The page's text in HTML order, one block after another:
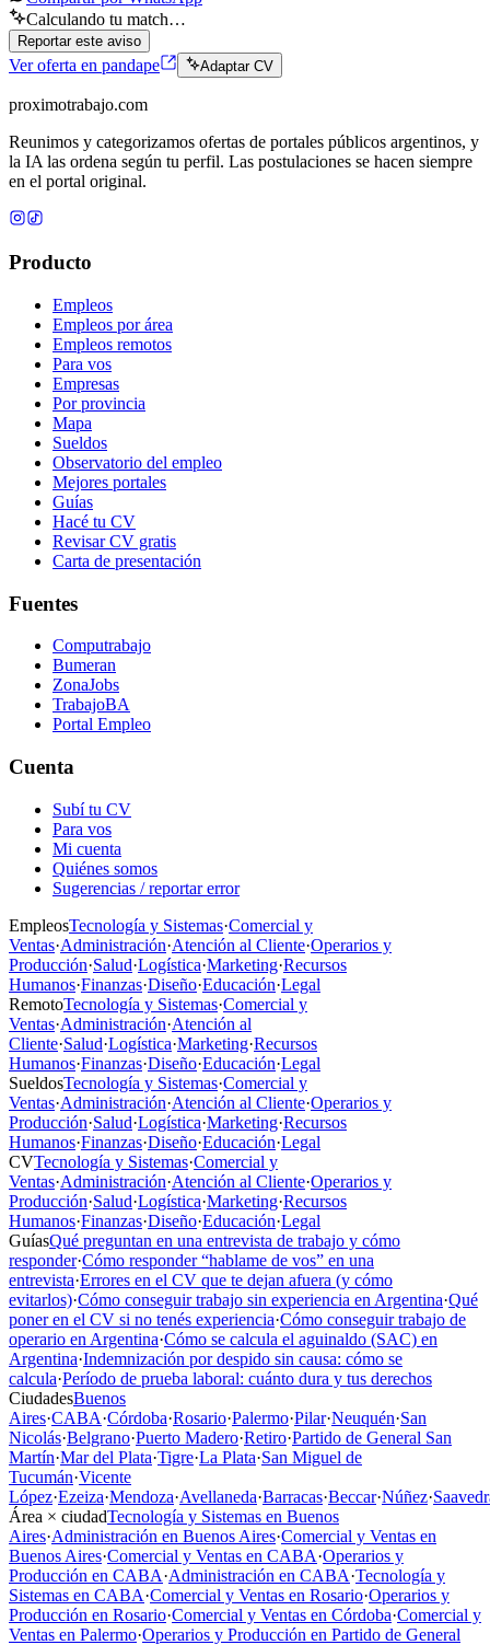
Calculando tu match…
Reportar este aviso
Ver oferta en pandape Adaptar CV
proximotrabajo.com
Reunimos y categorizamos ofertas de portales públicos argentinos, y
la IA las ordena según tu perfil. Las postulaciones se hacen siempre
en el portal original.
Producto
Empleos
Empleos por área
Empleos remotos
Para vos
Empresas
Por provincia
Mapa
Sueldos
Observatorio del empleo
Mejores portales
Guías
Hacé tu CV
Revisar CV gratis
Carta de presentación
Fuentes
Computrabajo
Bumeran
ZonaJobs
TrabajoBA
Portal Empleo
Cuenta
Subí tu CV
Para vos
Mi cuenta
Quiénes somos
Sugerencias / reportar error
EmpleosTecnología y Sistemas·Comercial y
Ventas·Administración·Atención al Cliente·Operarios y
Producción·Salud·Logística·Marketing·Recursos
Humanos·Finanzas·Diseño·Educación·Legal
RemotoTecnología y Sistemas·Comercial y
Ventas·Administración·Atención al
Cliente·Salud·Logística·Marketing·Recursos
Humanos·Finanzas·Diseño·Educación·Legal
SueldosTecnología y Sistemas·Comercial y
Ventas·Administración·Atención al Cliente·Operarios y
Producción·Salud·Logística·Marketing·Recursos
Humanos·Finanzas·Diseño·Educación·Legal
CVTecnología y Sistemas·Comercial y
Ventas·Administración·Atención al Cliente·Operarios y
Producción·Salud·Logística·Marketing·Recursos
Humanos·Finanzas·Diseño·Educación·Legal
GuíasQué preguntan en una entrevista de trabajo y cómo
responder·Cómo responder “hablame de vos” en una
entrevista·Errores en el CV que te dejan afuera (y cómo
evitarlos)·Cómo conseguir trabajo sin experiencia en Argentina·Qué
poner en el CV si no tenés experiencia·Cómo conseguir trabajo de
operario en Argentina·Cómo se calcula el aguinaldo (SAC) en
Argentina·Indemnización por despido sin causa: cómo se
calcula·Período de prueba laboral: cuánto dura y tus derechos
CiudadesBuenos
Aires·CABA·Córdoba·Rosario·Palermo·Pilar·Neuquén·San
Nicolás·Belgrano·Puerto Madero·Retiro·Partido de General San
Martín·Mar del Plata·Tigre·La Plata·San Miguel de
Tucumán·Vicente
López·Ezeiza·Mendoza·Avellaneda·Barracas·Beccar·Núñez·
Área × ciudadTecnología y Sistemas en Buenos
Aires·Administración en Buenos Aires·Comercial y Ventas en
Buenos Aires·Comercial y Ventas en CABA·Operarios y
Producción en CABA·Administración en CABA·Tecnología y
Sistemas en CABA·Comercial y Ventas en Rosario·Operarios y
Producción en Rosario·Comercial y Ventas en Córdoba·Comercial y
Ventas en Palermo·Operarios y Producción en Partido de General